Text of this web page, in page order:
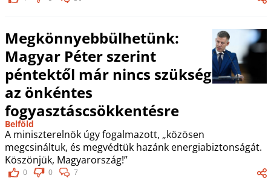
Megkönnyebbülhetünk:
Magyar Péter szerint
péntektől már nincs szükség
az önkéntes
fogyasztáscsökkentésre
Belföld
A miniszterelnök úgy fogalmazott, „közösen
megcsináltuk, és megvédtük hazánk energiabiztonságát.
Köszönjük, Magyarország!”
0 0 7